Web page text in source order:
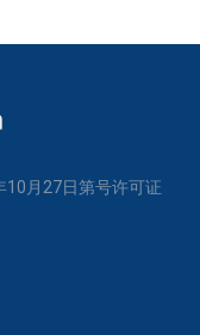
10月27日第号许可证